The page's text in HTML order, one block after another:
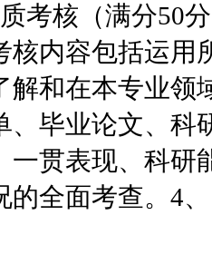
考核（满分50
核内容包括运用
解和在本专业领
、毕业论文、科
一贯表现、科研
的全面考查。4